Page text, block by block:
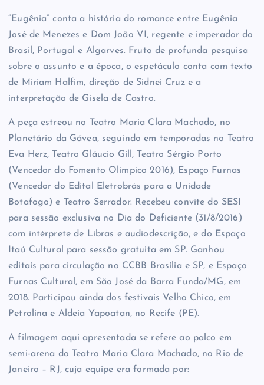
“Eugênia” conta a história do romance entre Eugênia
José de Menezes e Dom João VI, regente e imperador do
Brasil, Portugal e Algarves. Fruto de profunda pesquisa
sobre o assunto e a época, o espetáculo conta com texto
de Miriam Halfim, direção de Sidnei Cruz e a
interpretação de Gisela de Castro.
A peça estreou no Teatro Maria Clara Machado, no
Planetário da Gávea, seguindo em temporadas no Teatro
Eva Herz, Teatro Gláucio Gill, Teatro Sérgio Porto
(Vencedor do Fomento Olímpico 2016), Espaço Furnas
(Vencedor do Edital Eletrobrás para a Unidade
Botafogo) e Teatro Serrador. Recebeu convite do SESI
para sessão exclusiva no Dia do Deficiente (31/8/2016)
com intérprete de Libras e audiodescrição, e do Espaço
Itaú Cultural para sessão gratuita em SP. Ganhou
editais para circulação no CCBB Brasília e SP, e Espaço
Furnas Cultural, em São José da Barra Funda/MG, em
2018. Participou ainda dos festivais Velho Chico, em
Petrolina e Aldeia Yapoatan, no Recife (PE).
A filmagem aqui apresentada se refere ao palco em
semi-arena do Teatro Maria Clara Machado, no Rio de
Janeiro – RJ, cuja equipe era formada por: